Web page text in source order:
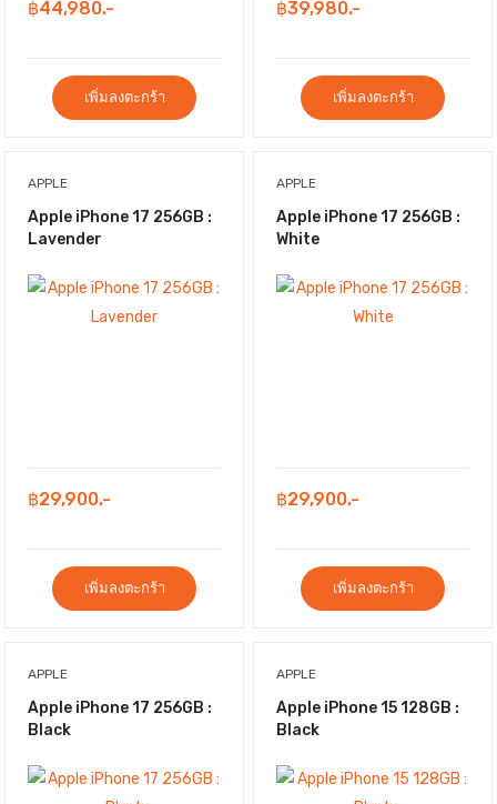
฿44,980.-
เพิ่มลงตะกร้า
฿39,980.-
เพิ่มลงตะกร้า
APPLE
Apple iPhone 17 256GB :
Lavender
฿29,900.-
เพิ่มลงตะกร้า
APPLE
Apple iPhone 17 256GB :
White
฿29,900.-
เพิ่มลงตะกร้า
APPLE
Apple iPhone 17 256GB :
Black
APPLE
Apple iPhone 15 128GB :
Black